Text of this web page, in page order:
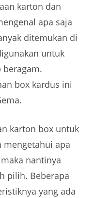
karton dan
apa saja
ditemukan di
untuk
box kardus ini
karton box untuk
mengetahui apa
nantinya
pilih. Beberapa
yang ada